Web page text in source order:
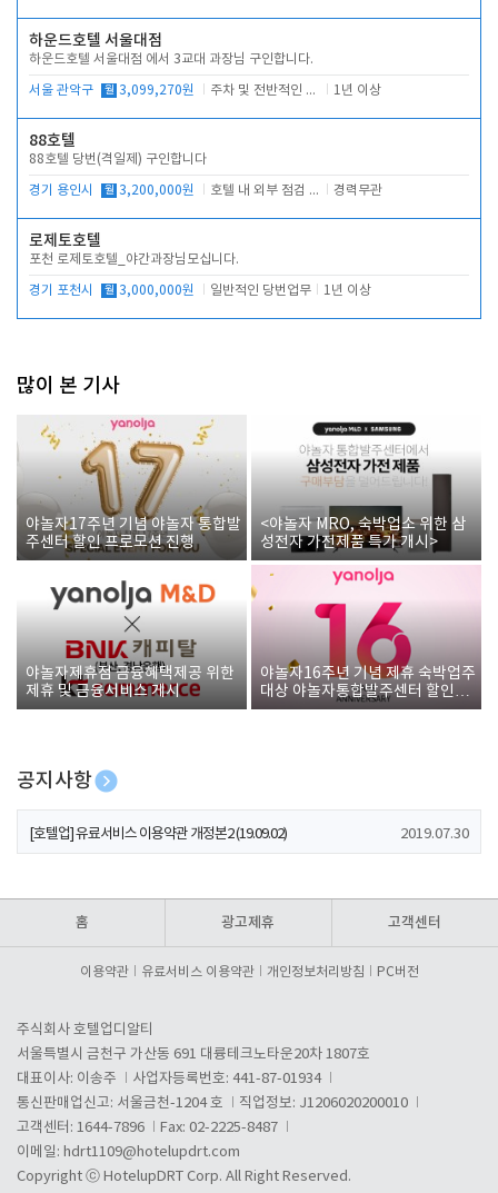
하운드호텔 서울대점
하운드호텔 서울대점 에서 3교대 과장님 구인합니다.
서울 관악구 월 3,099,270원 주차 및 전반적인 당번업무 1년 이상
88호텔
88호텔 당번(격일제) 구인합니다
경기 용인시 월 3,200,000원 호텔 내 외부 점검 및 프런트 운영 경력무관
로제토호텔
포천 로제토호텔_야간과장님모십니다.
경기 포천시 월 3,000,000원 일반적인 당번업무 1년 이상
많이 본 기사
야놀자17주년 기념 야놀자 통합발
주센터 할인 프로모션 진행
<야놀자 MRO, 숙박업소 위한 삼
성전자 가전제품 특가 개시>
야놀자제휴점 금융혜택제공 위한
제휴 및 금융서비스 게시
야놀자16주년 기념 제휴 숙박업주
대상 야놀자통합발주센터 할인쿠
폰 증정
공지사항
[호텔업] 개인정보 처리방침 개정본1 (19.09.02)
[호텔업] 유료서비스 이용약관 개정본2 (19.09.02) 2019.07.30
홈 광고제휴 고객센터
이용약관 유료서비스 이용약관 개인정보처리방침 PC버전
주식회사 호텔업디알티
서울특별시 금천구 가산동 691 대륭테크노타운20차 1807호
대표이사: 이송주
사업자등록번호: 441-87-01934
통신판매업신고: 서울금천-1204 호
직업정보: J1206020200010
고객센터: 1644-7896
Fax: 02-2225-8487
이메일: hdrt1109@hotelupdrt.com
Copyright ⓒ HotelupDRT Corp. All Right Reserved.